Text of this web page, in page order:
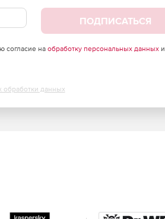
ПОДПИСАТЬСЯ
согласие на обработку персональных данныхи
обработки данных